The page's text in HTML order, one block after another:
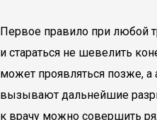
Первое правило при любой
и стараться не шевелить
может проявляться позже,
вызывают дальнейшие
к врачу можно совершить